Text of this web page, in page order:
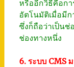
หรืออีกวิธีคือกา
อัตโนมัติเมื่อมีก
ซึ่งก็ถือว่าเป็นช่
ช่องทางหนึ่ง
6. ระบบ CMS